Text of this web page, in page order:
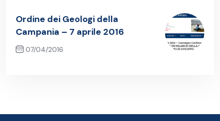
Ordine dei Geologi della
Campania – 7 aprile 2016
07/04/2016